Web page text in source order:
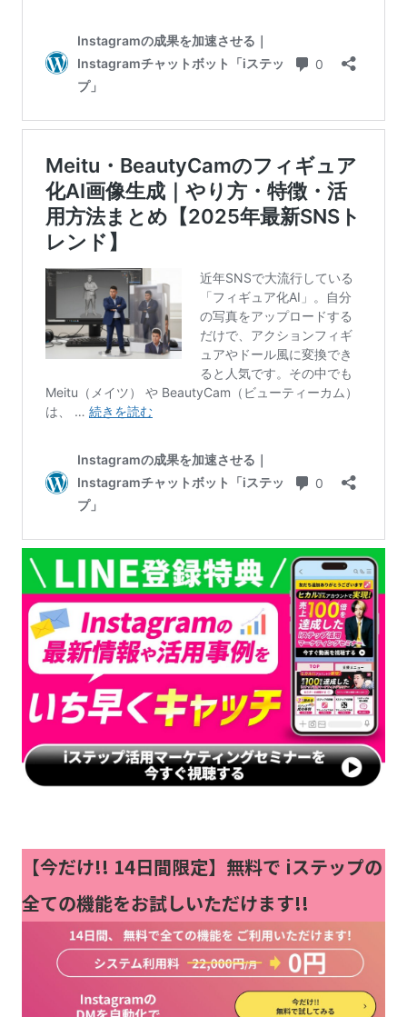
【今だけ!! 14日間限定】無料で iステップの
全ての機能をお試しいただけます!!